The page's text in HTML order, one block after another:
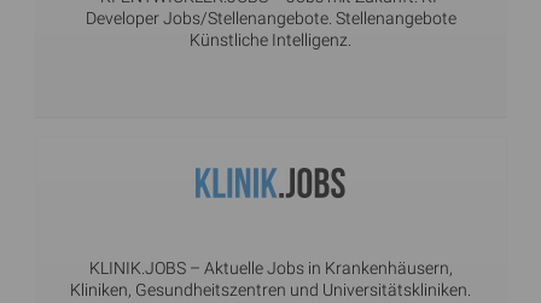
Developer Jobs/Stellenangebote. Stellenangebote
Künstliche Intelligenz.
KLINIK.JOBS– Aktuelle Jobs in Krankenhäusern,
Kliniken, Gesundheitszentren und Universitätskliniken.